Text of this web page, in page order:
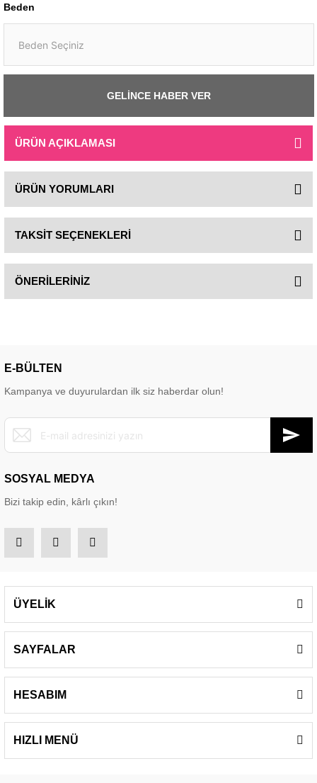
Beden
GELİNCE HABER VER
ÜRÜN AÇIKLAMASI
ÜRÜN YORUMLARI
TAKSİT SEÇENEKLERİ
ÖNERİLERİNİZ
E-BÜLTEN
Kampanya ve duyurulardan ilk siz haberdar olun!
SOSYAL MEDYA
Bizi takip edin, kârlı çıkın!
ÜYELİK
SAYFALAR
HESABIM
HIZLI MENÜ